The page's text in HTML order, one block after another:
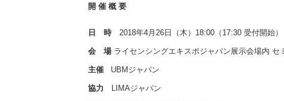
開 催 概 要
日 時 2018年4月26日（木）18:00（17:30 受付開始）
会 場ライセンシングエキスポジャパン展示会場内 セ
主催 UBMジャパン
協力 LIMAジャパン